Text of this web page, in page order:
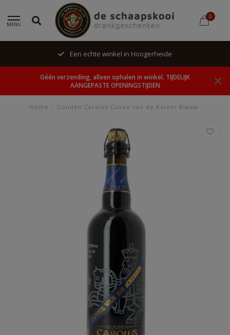
MENU
0
Een echte winkel in Hoogerheide
Géén verzending, alleen ophalen in winkel. TIJDELIJK
AANGEPASTE OPENINGSTIJDEN
Home Gouden Carolus Cuvee van de Keizer Blauw